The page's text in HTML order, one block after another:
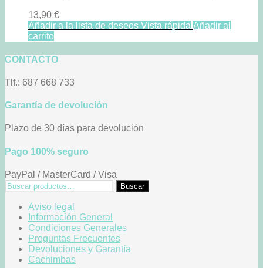
13,90 €
Añadir a la lista de deseos Vista rápida Añadir al
carrito
CONTACTO
Tlf.: 687 668 733
Garantía de devolución
Plazo de 30 días para devolución
Pago 100% seguro
PayPal / MasterCard / Visa
Buscar
por:
Buscar
Aviso legal
Información General
Condiciones Generales
Preguntas Frecuentes
Devoluciones y Garantía
Cachimbas